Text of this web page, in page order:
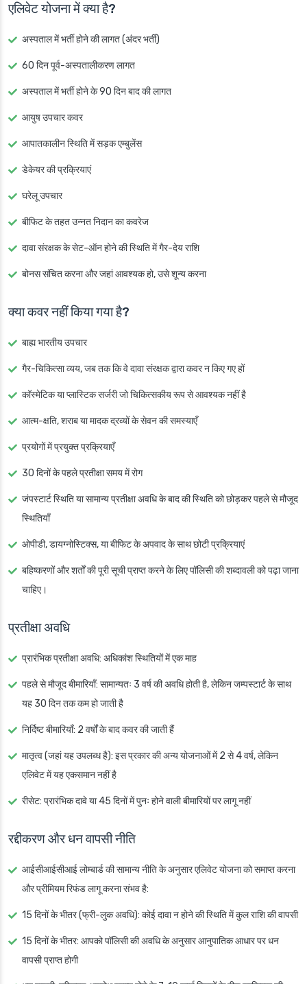
एलिवेट योजना में क्या है?
अस्पताल में भर्ती होने की लागत (अंदर भर्ती)
60 दिन पूर्व-अस्पतालीकरण लागत
अस्पताल में भर्ती होने के 90 दिन बाद की लागत
आयुष उपचार कवर
आपातकालीन स्थिति में सड़क एम्बुलेंस
डेकेयर की प्रक्रियाएं
घरेलू उपचार
बीफिट के तहत उन्नत निदान का कवरेज
दावा संरक्षक के सेट-ऑन होने की स्थिति में गैर-देय राशि
बोनस संचित करना और जहां आवश्यक हो, उसे शून्य करना
क्या कवर नहीं किया गया है?
बाह्य भारतीय उपचार
गैर-चिकित्सा व्यय, जब तक कि वे दावा संरक्षक द्वारा कवर न किए गए हों
कॉस्मेटिक या प्लास्टिक सर्जरी जो चिकित्सकीय रूप से आवश्यक नहीं है
आत्म-क्षति, शराब या मादक द्रव्यों के सेवन की समस्याएँ
प्रयोगों में प्रयुक्त प्रक्रियाएँ
30 दिनों के पहले प्रतीक्षा समय में रोग
जंपस्टार्ट स्थिति या सामान्य प्रतीक्षा अवधि के बाद की स्थिति को छोड़कर पहले से मौजूद
स्थितियाँ
ओपीडी, डायग्नोस्टिक्स, या बीफिट के अपवाद के साथ छोटी प्रक्रियाएं
बहिष्करणों और शर्तों की पूरी सूची प्राप्त करने के लिए पॉलिसी की शब्दावली को पढ़ा जाना
चाहिए।
प्रतीक्षा अवधि
प्रारंभिक प्रतीक्षा अवधि: अधिकांश स्थितियों में एक माह
पहले से मौजूद बीमारियाँ: सामान्यतः 3 वर्ष की अवधि होती है, लेकिन जम्पस्टार्ट के साथ
यह 30 दिन तक कम हो जाती है
निर्दिष्ट बीमारियाँ: 2 वर्षों के बाद कवर की जाती हैं
मातृत्व (जहां यह उपलब्ध है): इस प्रकार की अन्य योजनाओं में 2 से 4 वर्ष, लेकिन
एलिवेट में यह एकसमान नहीं है
रीसेट: प्रारंभिक दावे या 45 दिनों में पुनः होने वाली बीमारियों पर लागू नहीं
रद्दीकरण और धन वापसी नीति
आईसीआईसीआई लोम्बार्ड की सामान्य नीति के अनुसार एलिवेट योजना को समाप्त करना
और प्रीमियम रिफंड लागू करना संभव है:
15 दिनों के भीतर (फ्री-लुक अवधि): कोई दावा न होने की स्थिति में कुल राशि की वापसी
15 दिनों के भीतर: आपको पॉलिसी की अवधि के अनुसार आनुपातिक आधार पर धन
वापसी प्राप्त होगी